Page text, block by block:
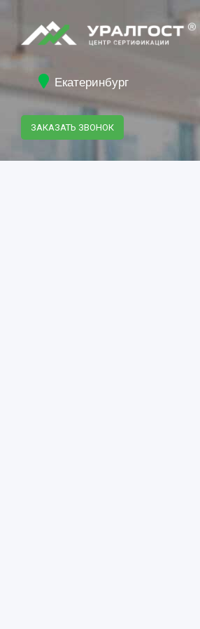
Екатеринбург
ЗАКАЗАТЬ ЗВОНОК